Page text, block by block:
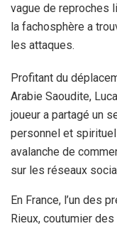
vague de reproches
la fachosphère a
les attaques.
Profitant du
Arabie Saoudite,
joueur a partagé un
personnel et
avalanche de
sur les réseaux
En France, l’un des
Rieux, coutumier